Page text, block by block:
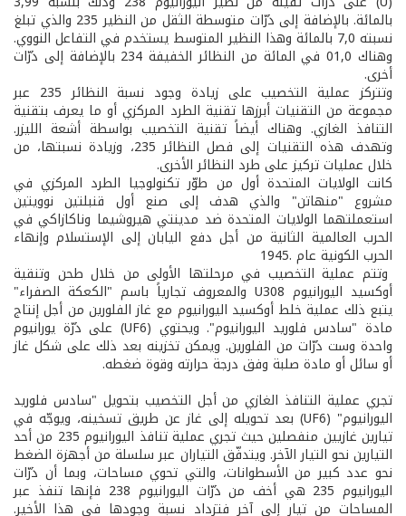
بالمائة. بالإضافة إلى ذرّات متوسطة الثقل من النظير 235 والذي تبلغ
نسبته 7,0 بالمائة وهذا النظير المتوسط يستخدم في التفاعل النووي.
وهناك 01,0 في المائة من النظائر الخفيفة 234 بالإضافة إلى ذرّات
أخرى.
وتتركز عملية التخصيب على زيادة وجود نسبة النظائر 235 عبر
مجموعة من التقنيات أبرزها تقنية الطرد المركزي أو ما يعرف بتقنية
التنافذ الغازي. وهناك أيضاً تقنية التخصيب بواسطة أشعة الليزر.
وتهدف هذه التقنيات إلى فصل النظائر 235، وزيادة نسبتها، من
خلال عمليات تركيز على طرد النظائر الأخرى.
كانت الولايات المتحدة أول من طوّر تكنولوجيا الطرد المركزي في
مشروع "منهاتن" والذي هدف إلى صنع أول قنبلتين نوويتين
استعملتهما الولايات المتحدة ضد مدينتي هيروشيما وناكازاكي في
الحرب العالمية الثانية من أجل دفع اليابان إلى الإستسلام وإنهاء
الحرب الكونية عام .1945
وتتم عملية التخصيب في مرحلتها الأولى من خلال طحن وتنقية
أوكسيد اليورانيوم U308 والمعروف تجارياً باسم "الكعكة الصفراء"
يتبع ذلك عملية خلط أوكسيد اليورانيوم مع غاز الفلورين من أجل إنتاج
مادة "سادس فلوريد اليورانيوم". ويحتوي (UF6) على ذرّة يورانيوم
واحدة وست ذرّات من الفلورين. ويمكن تخزينه بعد ذلك على شكل غاز
أو سائل أو مادة صلبة وفق درجة حرارته وقوة ضغطه.
تجري عملية التنافذ الغازي من أجل التخصيب بتحويل "سادس فلوريد
اليورانيوم" (UF6) بعد تحويله إلى غاز عن طريق تسخينه، ويوجّه في
تيارين غازيين منفصلين حيث تجري عملية تنافذ اليورانيوم 235 من أحد
التيارين نحو التيار الآخر. ويتدفّق التياران عبر سلسلة من أجهزة الضغط
نحو عدد كبير من الأسطوانات، والتي تحوي مساحات، وبما أن ذرّات
اليورانيوم 235 هي أخف من ذرّات اليورانيوم 238 فإنها تنفذ عبر
المساحات من تيار إلى آخر فتزداد نسبة وجودها في هذا الأخير.